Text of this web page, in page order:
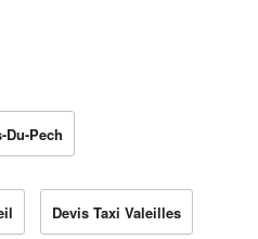
Du-Pech
Devis Taxi Valeilles